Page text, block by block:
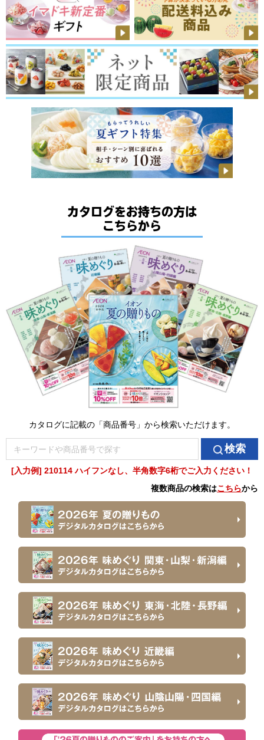
カタログをお持ちの方は
こちらから
カタログに記載の「商品番号」から検索いただけます。
検索
[入力例] 210114 ハイフンなし、半角数字6桁でご入力ください！
複数商品の検索はこちらから